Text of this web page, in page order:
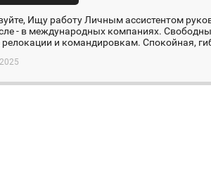
Ищу работу Личным ассистентом
- в международных компаниях.
релокации и командировкам. Спокойная,